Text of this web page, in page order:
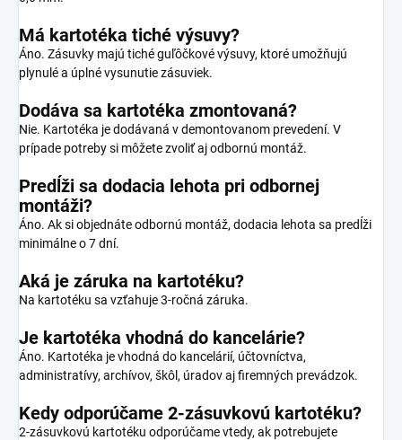
Má kartotéka tiché výsuvy?
Áno. Zásuvky majú tiché guľôčkové výsuvy, ktoré umožňujú
plynulé a úplné vysunutie zásuviek.
Dodáva sa kartotéka zmontovaná?
Nie. Kartotéka je dodávaná v demontovanom prevedení. V
prípade potreby si môžete zvoliť aj odbornú montáž.
Predĺži sa dodacia lehota pri odbornej
montáži?
Áno. Ak si objednáte odbornú montáž, dodacia lehota sa predĺži
minimálne o 7 dní.
Aká je záruka na kartotéku?
Na kartotéku sa vzťahuje 3-ročná záruka.
Je kartotéka vhodná do kancelárie?
Áno. Kartotéka je vhodná do kancelárií, účtovníctva,
administratívy, archívov, škôl, úradov aj firemných prevádzok.
Kedy odporúčame 2-zásuvkovú kartotéku?
2-zásuvkovú kartotéku odporúčame vtedy, ak potrebujete